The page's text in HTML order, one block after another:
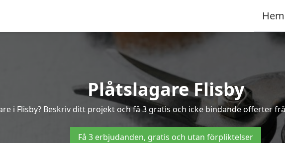
Hem
Plåtslagare Flisby
i Flisby? Beskriv ditt projekt och få 3 gratis och icke bindande offerter
Få 3 erbjudanden, gratis och utan förpliktelser